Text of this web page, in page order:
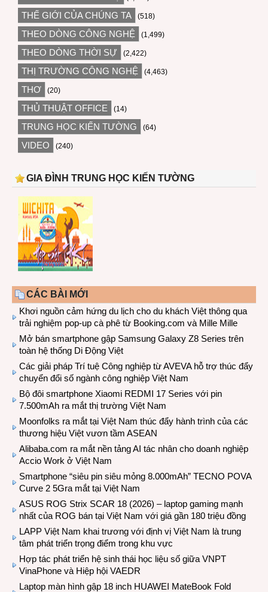
THẾ GIỚI CỦA CHÚNG TA (518)
THEO DÒNG CÔNG NGHỆ (1,499)
THEO DÒNG THỜI SỰ (2,422)
THỊ TRƯỜNG CÔNG NGHỆ (4,463)
THƠ (20)
THỦ THUẬT OFFICE (14)
TRUNG HỌC KIẾN TƯỜNG (64)
VIDEO (240)
GIA ĐÌNH TRUNG HỌC KIẾN TƯỜNG
CÁC BÀI MỚI
Khơi nguồn cảm hứng du lịch cho du khách Việt thông qua
trải nghiệm pop-up cà phê từ Booking.com và Mille Mille
Mở bán smartphone gập Samsung Galaxy Z8 Series trên
toàn hệ thống Di Động Việt
Các giải pháp Trí tuệ Công nghiệp từ AVEVA hỗ trợ thúc đẩy
chuyển đổi số ngành công nghiệp Việt Nam
Bộ đôi smartphone Xiaomi REDMI 17 Series với pin
7.500mAh ra mắt thị trường Việt Nam
Moonfolks ra mắt tại Việt Nam thúc đẩy hành trình của các
thương hiệu Việt vươn tầm ASEAN
Alibaba.com ra mắt nền tảng AI tác nhân cho doanh nghiệp
Accio Work ở Việt Nam
Smartphone “siêu pin siêu mỏng 8.000mAh” TECNO POVA
Curve 2 5Gra mắt tại Việt Nam
ASUS ROG Strix SCAR 18 (2026) – laptop gaming mạnh
nhất của ROG bán tại Việt Nam với giá gần 180 triệu đồng
LAPP Việt Nam khai trương với định vị Việt Nam là trung
tâm phát triển trọng điểm trong khu vực
Hợp tác phát triển hệ sinh thái học liệu số giữa VNPT
VinaPhone và Hiệp hội VAEDR
Laptop màn hình gập 18 inch HUAWEI MateBook Fold